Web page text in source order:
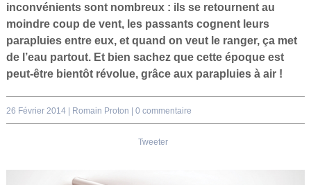
inconvénients sont nombreux : ils se retournent au
moindre coup de vent, les passants cognent leurs
parapluies entre eux, et quand on veut le ranger, ça met
de l’eau partout. Et bien sachez que cette époque est
peut-être bientôt révolue, grâce auxparapluies à air!
26 Février 2014 | Romain Proton 0 commentaire
Tweeter